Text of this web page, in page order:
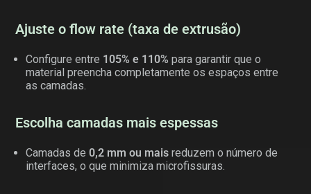
Ajuste o flow rate (taxa de extrusão)
Configure entre 105% e 110% para garantir que o
material preencha completamente os espaços entre
as camadas.
Escolha camadas mais espessas
Camadas de0,2 mm ou mais reduzem o número de
interfaces, o que minimiza microfissuras.